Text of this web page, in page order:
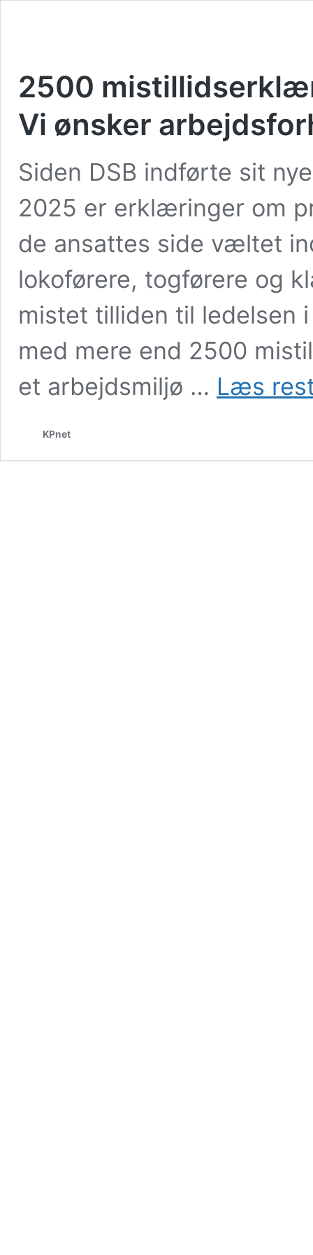
2500
Vi ønsker
Siden DSB indførte sit
2025 er erklæringer om
de ansattes side væltet
lokoførere, togførere og
mistet tilliden til ledelsen
med mere end 2500
et arbejdsmiljø … Læs
KPnet